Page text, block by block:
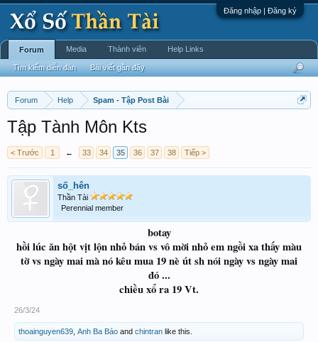
Đăng nhập | Đăng ký
Forum Help Spam - Tập Post Bài
Tập Tành Môn Kts
< Trước 1 ← 33 34 35 36 37 38 Tiếp >
số_hên
Thần Tài
Perennial member
botay
hồi lúc ăn hột vịt lộn nhỏ bán vs vô mời nhỏ em ngồi xa thấy màu
tờ vs ngày mai mà nó kêu mua 19 nè út sh nói ngày vs ngày mai
đó ...
chiều xổ ra 19 Vt.
26/3/24
thoainguyen639 Anh Ba Báo and chintran like this.
Forum
Tìm kiếm diễn đàn Bài viết gần đây
Media Thành viên Help Links